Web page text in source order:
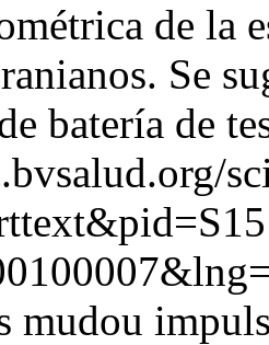
de la
Se
batería de
mudou